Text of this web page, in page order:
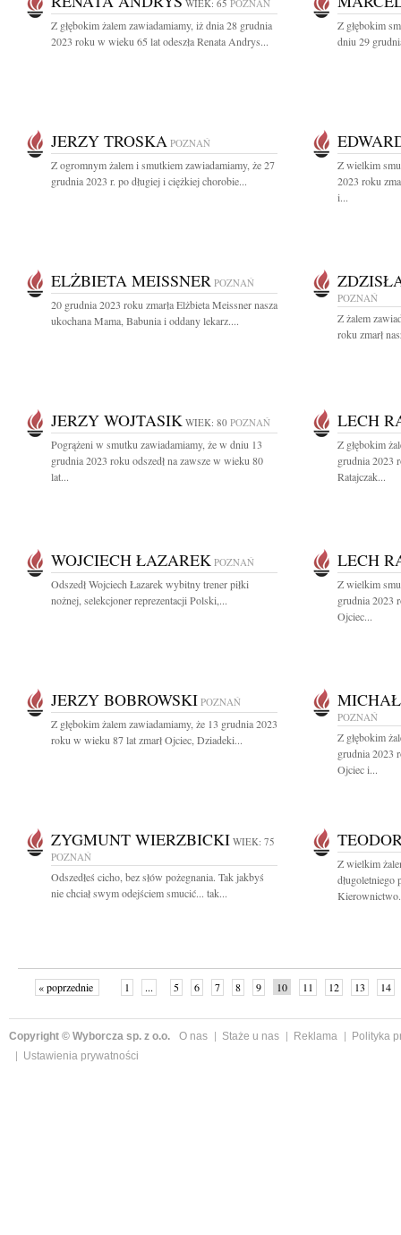
WIEK: 65 POZNAŃ
Z głębokim żalem zawiadamiamy, iż dnia 28 grudnia
2023 roku w wieku 65 lat odeszła Renata Andrys...
Z głębokim
dniu 29
JERZY TROSKA POZNAŃ
Z ogromnym żalem i smutkiem zawiadamiamy, że 27
grudnia 2023 r. po długiej i ciężkiej chorobie...
Z wielkim
2023 roku
i...
ELŻBIETA MEISSNER POZNAŃ
20 grudnia 2023 roku zmarła Elżbieta Meissner nasza
ukochana Mama, Babunia i oddany lekarz....
POZNAŃ
Z żalem
roku zmarł
JERZY WOJTASIK WIEK: 80 POZNAŃ
Pogrążeni w smutku zawiadamiamy, że w dniu 13
grudnia 2023 roku odszedł na zawsze w wieku 80
lat...
LECH
Z głębokim
grudnia 2023
Ratajczak...
WOJCIECH ŁAZAREK POZNAŃ
Odszedł Wojciech Łazarek wybitny trener piłki
nożnej, selekcjoner reprezentacji Polski,...
LECH
Z wielkim
grudnia 2023
Ojciec...
JERZY BOBROWSKI POZNAŃ
Z głębokim żalem zawiadamiamy, że 13 grudnia 2023
roku w wieku 87 lat zmarł Ojciec, Dziadeki...
POZNAŃ
Z głębokim
grudnia 2023
Ojciec i...
ZYGMUNT WIERZBICKI WIEK: 75
POZNAŃ
Odszedłeś cicho, bez słów pożegnania. Tak jakbyś
nie chciał swym odejściem smucić... tak...
Z wielkim
długoletniego
« poprzednie 1 ... 5 6 7 8 9 10 11 12 13 14
Copyright © Wyborcza sp. z o.o. O nas Staże u nas Reklama
Polityka
Ustawienia prywatności